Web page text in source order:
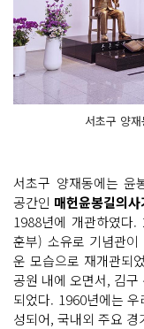
서초구 양
서초구 양재동에는 윤
공간인 매헌윤봉길의사
1988년에 개관하였다
훈부) 소유로 기념관
운 모습으로 재개관되
공원 내에 오면서, 김구
되었다. 1960년에는
성되어, 국내외 주요 경